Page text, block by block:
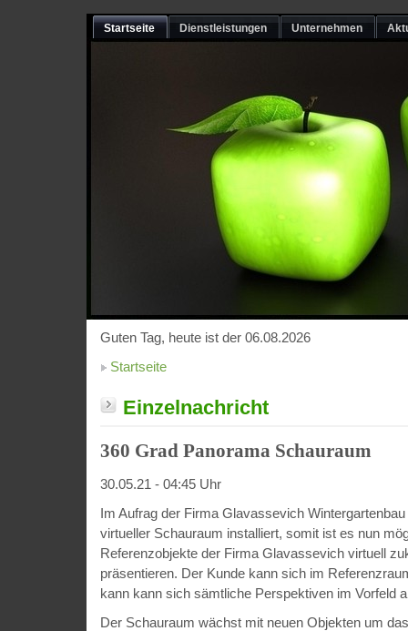
Startseite Dienstleistungen Unternehmen
Guten Tag, heute ist der 06.08.2026
Startseite
Einzelnachricht
360 Grad Panorama Schauraum
30.05.21 - 04:45 Uhr
Im Aufrag der Firma Glavassevich
virtueller Schauraum installiert, somit ist es nun
Referenzobjekte der Firma Glavassevich virtuell
präsentieren. Der Kunde kann sich im
kann kann sich sämtliche Perspektiven im Vorfeld
Der Schauraum wächst mit neuen Objekten um